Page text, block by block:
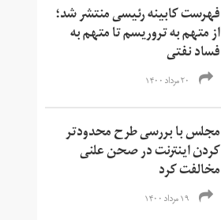
فهرست کابینه رئیسی منتشر شد؛
از متهم به تروریسم تا متهم به
فساد نفتی
۲۰ مرداد ۱۴۰۰
مجلس با بررسی طرح محدودتر
کردن اینترنت در صحن علنی
مخالفت کرد
۱۹ مرداد ۱۴۰۰